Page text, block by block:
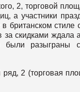
2, торговой
а участники
британском стиле
за скидками ждала
разыграны
2 (торговая